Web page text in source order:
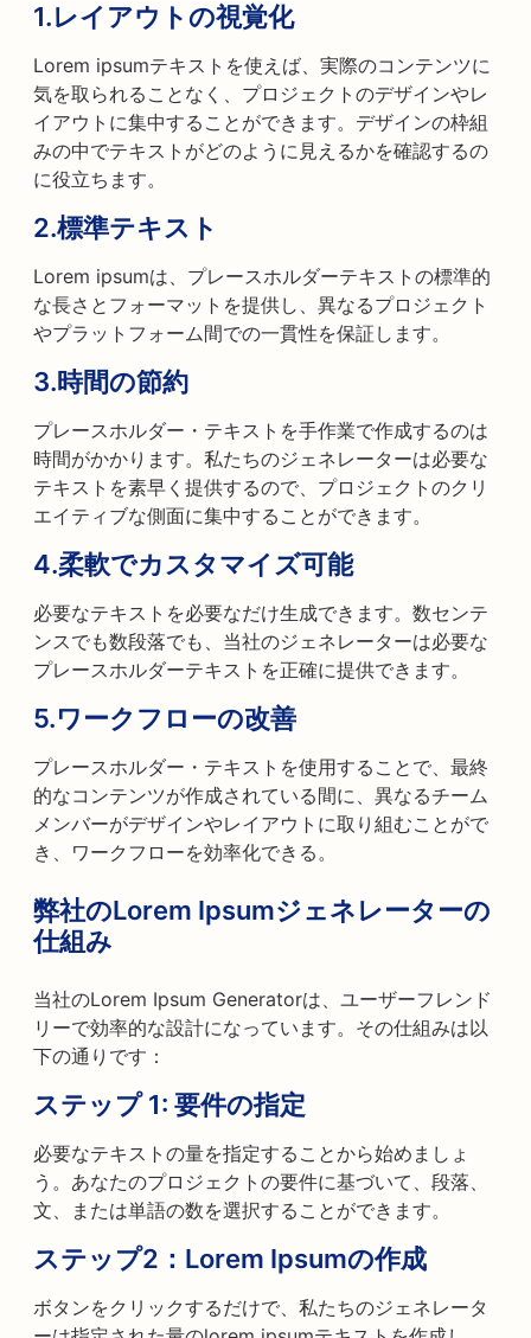
1.レイアウトの視覚化
Lorem ipsumテキストを使えば、実際のコンテンツに
気を取られることなく、プロジェクトのデザインやレ
イアウトに集中することができます。デザインの枠組
みの中でテキストがどのように見えるかを確認するの
に役立ちます。
2.標準テキスト
Lorem ipsumは、プレースホルダーテキストの標準的
な長さとフォーマットを提供し、異なるプロジェクト
やプラットフォーム間での一貫性を保証します。
3.時間の節約
プレースホルダー・テキストを手作業で作成するのは
時間がかかります。私たちのジェネレーターは必要な
テキストを素早く提供するので、プロジェクトのクリ
エイティブな側面に集中することができます。
4.柔軟でカスタマイズ可能
必要なテキストを必要なだけ生成できます。数センテ
ンスでも数段落でも、当社のジェネレーターは必要な
プレースホルダーテキストを正確に提供できます。
5.ワークフローの改善
プレースホルダー・テキストを使用することで、最終
的なコンテンツが作成されている間に、異なるチーム
メンバーがデザインやレイアウトに取り組むことがで
き、ワークフローを効率化できる。
弊社のLorem Ipsumジェネレーターの
仕組み
当社のLorem Ipsum Generatorは、ユーザーフレンド
リーで効率的な設計になっています。その仕組みは以
下の通りです：
ステップ 1: 要件の指定
必要なテキストの量を指定することから始めましょ
う。あなたのプロジェクトの要件に基づいて、段落、
文、または単語の数を選択することができます。
ステップ2：Lorem Ipsumの作成
ボタンをクリックするだけで、私たちのジェネレータ